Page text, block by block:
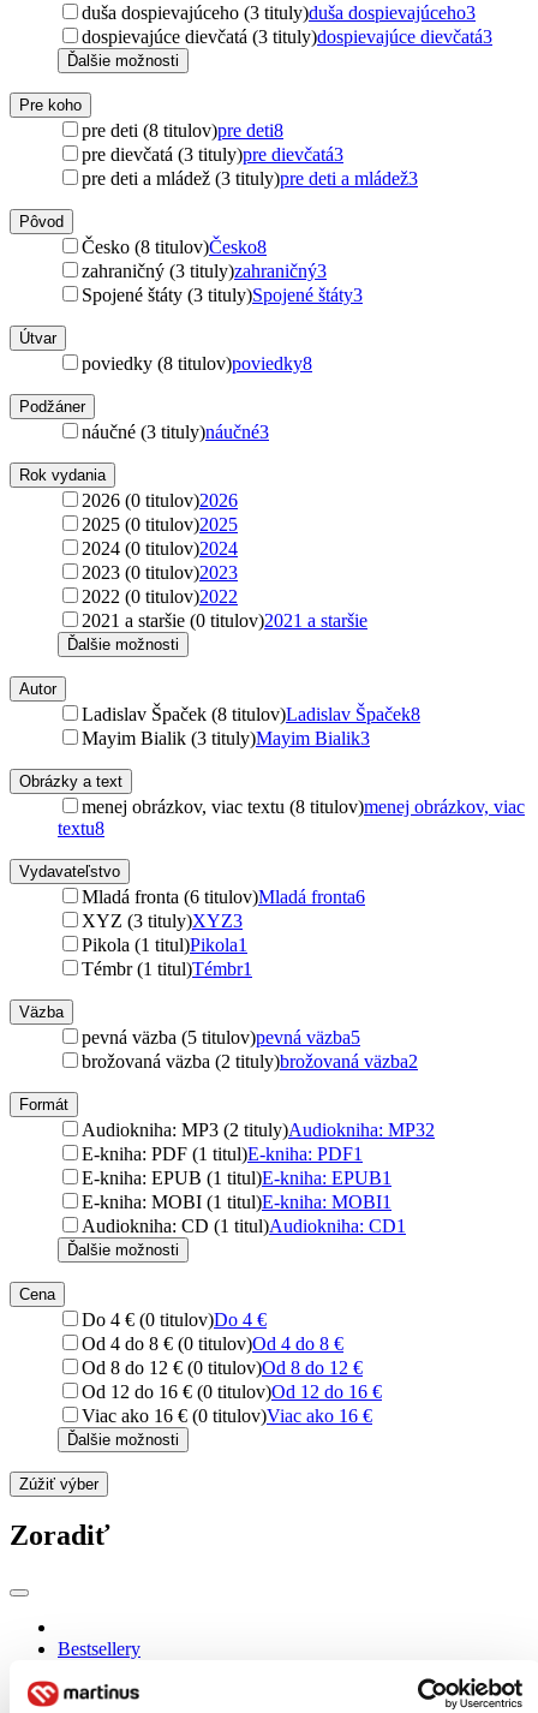
duša dospievajúceho (3 tituly)duša dospievajúceho3
dospievajúce dievčatá (3 tituly)dospievajúce dievčatá3
Ďalšie možnosti
Pre koho
pre deti (8 titulov)pre deti8
pre dievčatá (3 tituly)pre dievčatá3
pre deti a mládež (3 tituly)pre deti a mládež3
Pôvod
Česko (8 titulov)Česko8
zahraničný (3 tituly)zahraničný3
Spojené štáty (3 tituly)Spojené štáty3
Útvar
poviedky (8 titulov)poviedky8
Podžáner
náučné (3 tituly)náučné3
Rok vydania
2026 (0 titulov)2026
2025 (0 titulov)2025
2024 (0 titulov)2024
2023 (0 titulov)2023
2022 (0 titulov)2022
2021 a staršie (0 titulov)2021 a staršie
Ďalšie možnosti
Autor
Ladislav Špaček (8 titulov)Ladislav Špaček8
Mayim Bialik (3 tituly)Mayim Bialik3
Obrázky a text
menej obrázkov, viac textu (8 titulov)menej obrázkov, viac
textu8
Vydavateľstvo
Mladá fronta (6 titulov)Mladá fronta6
XYZ (3 tituly)XYZ3
Pikola (1 titul)Pikola1
Témbr (1 titul)Témbr1
Väzba
pevná väzba (5 titulov)pevná väzba5
brožovaná väzba (2 tituly)brožovaná väzba2
Formát
Audiokniha: MP3 (2 tituly)Audiokniha: MP32
E-kniha: PDF (1 titul)E-kniha: PDF1
E-kniha: EPUB (1 titul)E-kniha: EPUB1
E-kniha: MOBI (1 titul)E-kniha: MOBI1
Audiokniha: CD (1 titul)Audiokniha: CD1
Ďalšie možnosti
Cena
Do 4 € (0 titulov)Do 4 €
Od 4 do 8 € (0 titulov)Od 4 do 8 €
Od 8 do 12 € (0 titulov)Od 8 do 12 €
Od 12 do 16 € (0 titulov)Od 12 do 16 €
Viac ako 16 € (0 titulov)Viac ako 16 €
Ďalšie možnosti
Zúžiť výber
Zoradiť
Bestsellery
Novinky